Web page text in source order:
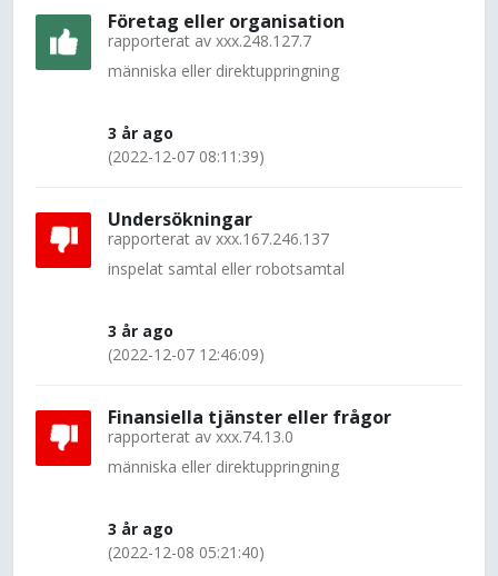
Företag eller organisation
rapporterat av xxx.248.127.7
människa eller direktuppringning
3 år ago
(2022-12-07 08:11:39)
Undersökningar
rapporterat av xxx.167.246.137
inspelat samtal eller robotsamtal
3 år ago
(2022-12-07 12:46:09)
Finansiella tjänster eller frågor
rapporterat av xxx.74.13.0
människa eller direktuppringning
3 år ago
(2022-12-08 05:21:40)